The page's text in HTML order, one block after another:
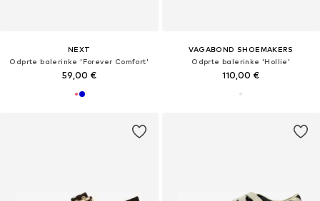
NEXT
Odprte balerinke 'Forever Comfort'
59,00 €
VAGABOND SHOEMAKERS
Odprte balerinke 'Hollie'
110,00 €